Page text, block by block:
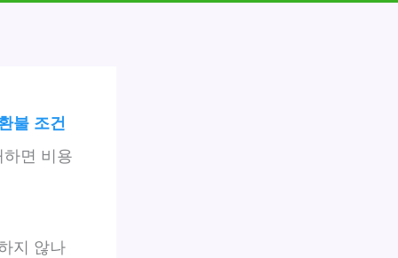
불 조건
면 비용
지 않나